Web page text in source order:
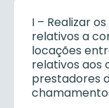
I – Realizar
relativos a
locações
relativos aos
prestadores